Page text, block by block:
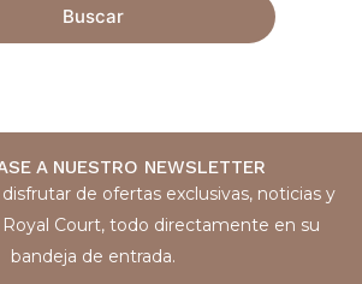
Buscar
A NUESTRO NEWSLETTER
de ofertas exclusivas, noticias y
Royal Court, todo directamente en su
bandeja de entrada.